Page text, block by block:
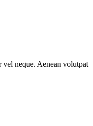
neque. Aenean volutpat